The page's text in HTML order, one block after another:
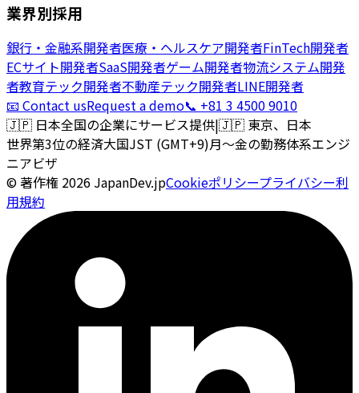
業界別採用
銀行・金融系開発者医療・ヘルスケア開発者FinTech開発者
ECサイト開発者SaaS開発者ゲーム開発者物流システム開発
者教育テック開発者不動産テック開発者LINE開発者
📧 Contact usRequest a demo📞 +81 3 4500 9010
🇯🇵 日本全国の企業にサービス提供|🇯🇵 東京、日本
世界第3位の経済大国JST (GMT+9)月〜金の勤務体系エンジ
ニアビザ
© 著作権 2026 JapanDev.jpCookieポリシープライバシー利
用規約